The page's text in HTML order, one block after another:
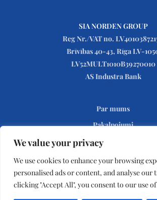
We value your privacy
We use cookies to enhance your browsing
personalised ads or content, and analyse our
clicking "Accept All", you consent to our use
SIA NORDEN GROUP
Reg Nr./VAT no.
Brīvības 40-43, Rīga LV-
LV52MULT1010B39270010
AS Industra Bank
Par mums
Pakalpojumi
Sazināties
Privātuma politika